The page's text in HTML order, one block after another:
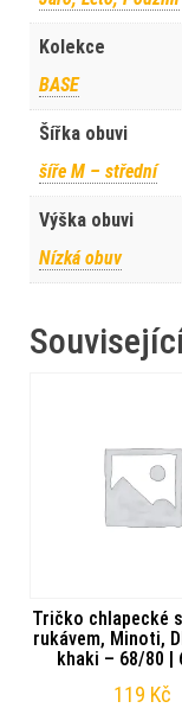
Kolekce
BASE
Šířka obuvi
šíře M – střední
Výška obuvi
Nízká obuv
Tričko chlapecké
rukávem, Minoti,
khaki – 68/80 |
119 Kč